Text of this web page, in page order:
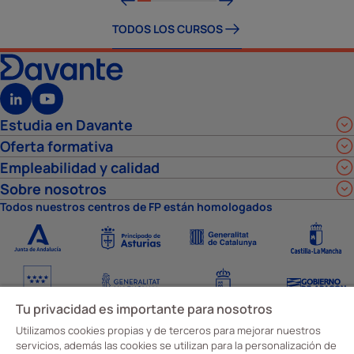
TODOS LOS CURSOS
Estudia en Davante
Oferta formativa
Empleabilidad y calidad
Sobre nosotros
Todos nuestros centros de FP están homologados
Tu privacidad es importante para nosotros
Utilizamos cookies propias y de terceros para mejorar nuestros
servicios, además las cookies se utilizan para la personalización de